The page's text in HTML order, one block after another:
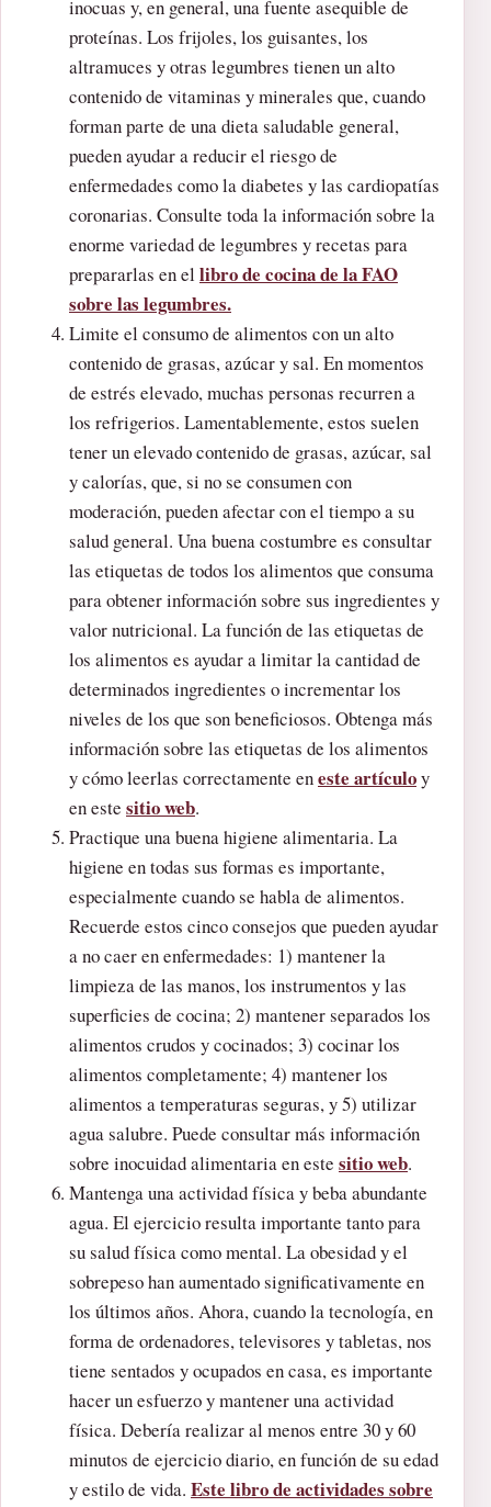
inocuas y, en general, una fuente asequible de
proteínas. Los frijoles, los guisantes, los
altramuces y otras legumbres tienen un alto
contenido de vitaminas y minerales que, cuando
forman parte de una dieta saludable general,
pueden ayudar a reducir el riesgo de
enfermedades como la diabetes y las cardiopatías
coronarias. Consulte toda la información sobre la
enorme variedad de legumbres y recetas para
prepararlas en el libro de cocina de la FAO
sobre las legumbres.
Limite el consumo de alimentos con un alto
contenido de grasas, azúcar y sal. En momentos
de estrés elevado, muchas personas recurren a
los refrigerios. Lamentablemente, estos suelen
tener un elevado contenido de grasas, azúcar, sal
y calorías, que, si no se consumen con
moderación, pueden afectar con el tiempo a su
salud general. Una buena costumbre es consultar
las etiquetas de todos los alimentos que consuma
para obtener información sobre sus ingredientes y
valor nutricional. La función de las etiquetas de
los alimentos es ayudar a limitar la cantidad de
determinados ingredientes o incrementar los
niveles de los que son beneficiosos. Obtenga más
información sobre las etiquetas de los alimentos
y cómo leerlas correctamente eneste artículoy
en este sitio web.
Practique una buena higiene alimentaria. La
higiene en todas sus formas es importante,
especialmente cuando se habla de alimentos.
Recuerde estos cinco consejos que pueden ayudar
a no caer en enfermedades: 1) mantener la
limpieza de las manos, los instrumentos y las
superficies de cocina; 2) mantener separados los
alimentos crudos y cocinados; 3) cocinar los
alimentos completamente; 4) mantener los
alimentos a temperaturas seguras, y 5) utilizar
agua salubre. Puede consultar más información
sobre inocuidad alimentaria en este sitio web.
Mantenga una actividad física y beba abundante
agua. El ejercicio resulta importante tanto para
su salud física como mental. La obesidad y el
sobrepeso han aumentado significativamente en
los últimos años. Ahora, cuando la tecnología, en
forma de ordenadores, televisores y tabletas, nos
tiene sentados y ocupados en casa, es importante
hacer un esfuerzo y mantener una actividad
física. Debería realizar al menos entre 30 y 60
minutos de ejercicio diario, en función de su edad
y estilo de vida. Este libro de actividades sobre